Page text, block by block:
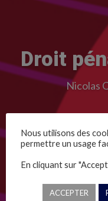
Droit
Nicolas
Nous utilisons des
permettre un usage
En cliquant sur
ACCEPTER